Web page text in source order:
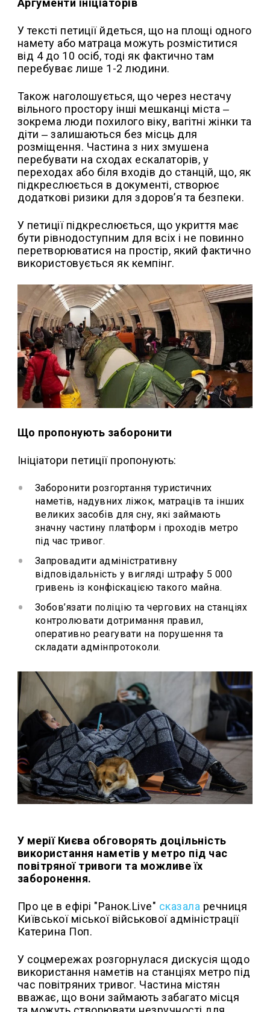
У тексті петиції йдеться, що на площі одного
намету або матраца можуть розміститися
від 4 до 10 осіб, тоді як фактично там
перебуває лише 1-2 людини.
Також наголошується, що через нестачу
вільного простору інші мешканці міста ‒
зокрема люди похилого віку, вагітні жінки та
діти ‒ залишаються без місць для
розміщення. Частина з них змушена
перебувати на сходах ескалаторів, у
переходах або біля входів до станцій, що, як
підкреслюється в документі, створює
додаткові ризики для здоров’я та безпеки.
У петиції підкреслюється, що укриття має
бути рівнодоступним для всіх і не повинно
перетворюватися на простір, який фактично
використовується як кемпінг.
Що пропонують заборонити
Ініціатори петиції пропонують:
Заборонити розгортання туристичних
наметів, надувних ліжок, матраців та інших
великих засобів для сну, які займають
значну частину платформ і проходів метро
під час тривог.
Запровадити адміністративну
відповідальність у вигляді штрафу 5 000
гривень із конфіскацією такого майна.
Зобов’язати поліцію та чергових на станціях
контролювати дотримання правил,
оперативно реагувати на порушення та
складати адмінпротоколи.
У мерії Києва обговорять доцільність
використання наметів у метро під час
повітряної тривоги та можливе їх
заборонення.
Про це в ефірі "Ранок.Live" сказала речниця
Київської міської військової адміністрації
Катерина Поп.
У соцмережах розгорнулася дискусія щодо
використання наметів на станціях метро під
час повітряних тривог. Частина містян
вважає, що вони займають забагато місця